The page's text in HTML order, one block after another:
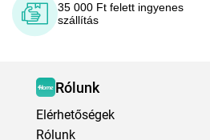
35 000 Ft felett ingyenes
szállítás
Rólunk
Elérhetőségek
Rólunk